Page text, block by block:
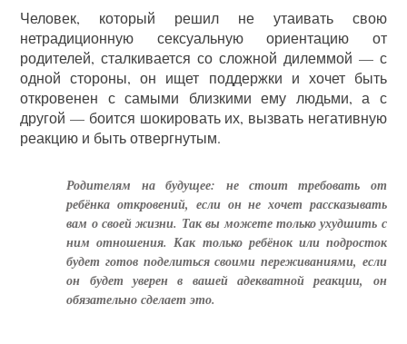
Человек, который решил не утаивать свою
нетрадиционную сексуальную ориентацию от
родителей, сталкивается со сложной дилеммой — с
одной стороны, он ищет поддержки и хочет быть
откровенен с самыми близкими ему людьми, а с
другой — боится шокировать их, вызвать негативную
реакцию и быть отвергнутым.
Родителям на будущее: не стоит требовать от
ребёнка откровений, если он не хочет рассказывать
вам о своей жизни. Так вы можете только ухудшить с
ним отношения. Как только ребёнок или подросток
будет готов поделиться своими переживаниями, если
он будет уверен в вашей адекватной реакции, он
обязательно сделает это.